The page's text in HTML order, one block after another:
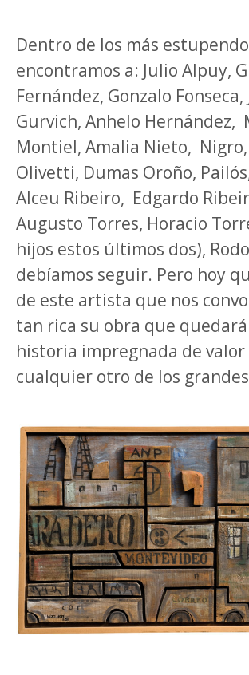
Dentro de los más
encontramos a: Julio Alpuy,
Fernández, Gonzalo Fonseca,
Gurvich, Anhelo Hernández,
Montiel, Amalia Nieto, Nigro,
Olivetti, Dumas Oroño,
Alceu Ribeiro, Edgardo
Augusto Torres, Horacio
hijos estos últimos dos),
debíamos seguir. Pero hoy
de este artista que nos
tan rica su obra que
historia impregnada de valor
cualquier otro de los